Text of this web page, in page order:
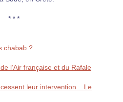
* * *
chabab ?
l’Air française et du Rafale
leur intervention... Le